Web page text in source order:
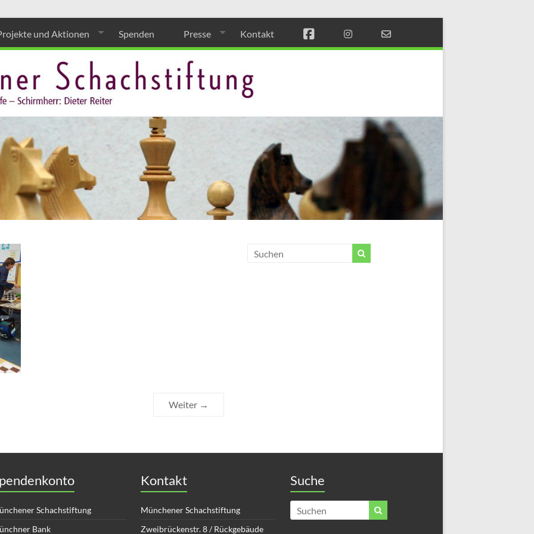
Münchener
Schach
und Aktionen Spenden Presse Kontakt
Weiter →
Schachstiftung
Bank
Kontakt
Münchener Schachstiftung
Zweibrückenstr. 8 / Rückgebäude
Suche